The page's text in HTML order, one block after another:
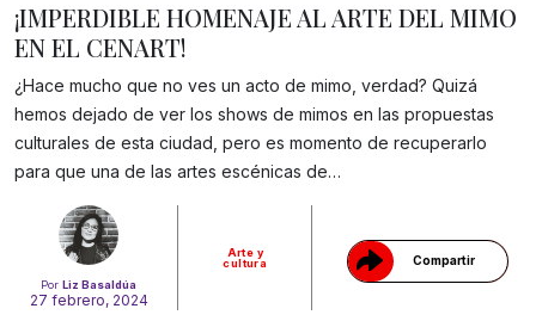
PorLiz Basaldúa
27 febrero, 2024
Arte y
cultura
Compartir
Gracias!
¡IMPERDIBLE HOMENAJE AL ARTE DEL MIMO
EN EL CENART!
¿Hace mucho que no ves un acto de mimo, verdad? Quizá
hemos dejado de ver los shows de mimos en las propuestas
culturales de esta ciudad, pero es momento de recuperarlo
para que una de las artes escénicas de…